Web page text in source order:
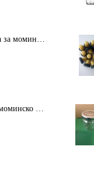
Аксесоар гривна за моминско парти "Team Bride" /6 броя/
Парти очила за моминско парти "Team Bride" /10 броя/